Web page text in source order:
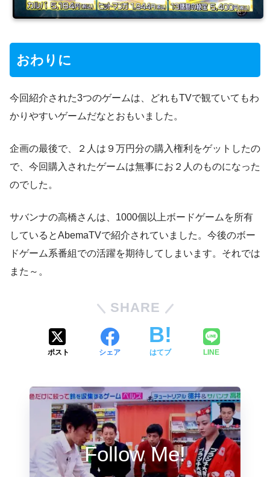
おわりに
今回紹介された3つのゲームは、どれもTVで観ていてもわ
かりやすいゲームだなとおもいました。
企画の最後で、２人は９万円分の購入権利をゲットしたの
で、今回購入されたゲームは無事にお２人のものになった
のでした。
サバンナの高橋さんは、1000個以上ボードゲームを所有
しているとAbemaTVで紹介されていました。今後のボー
ドゲーム系番組での活躍を期待してしまいます。それでは
また～。
SHARE
ポスト シェア はてブ LINE
Follow Me!